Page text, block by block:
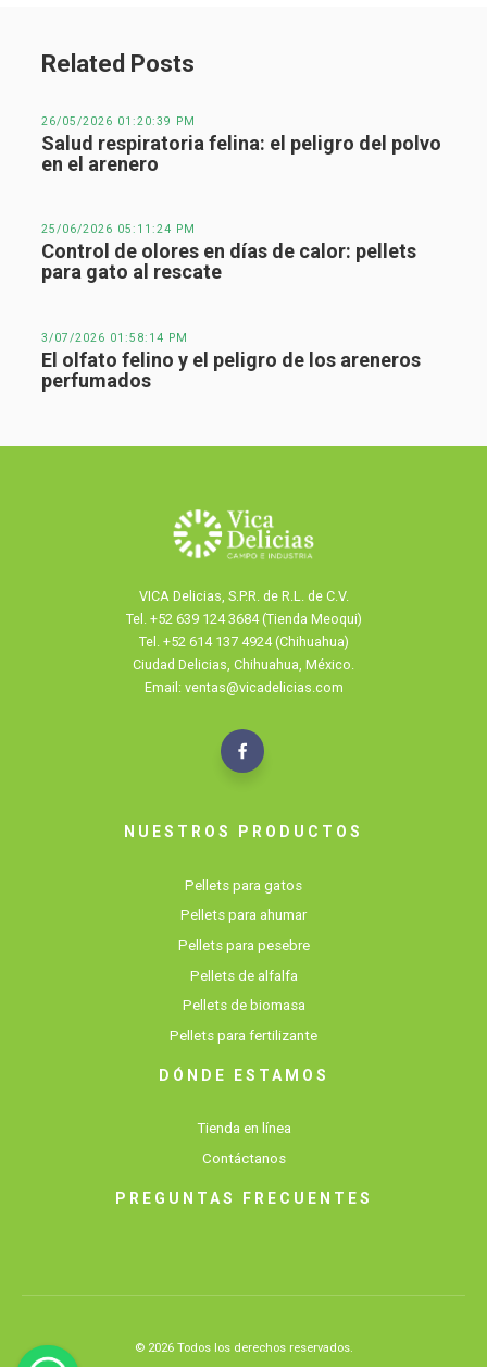
Related Posts
26/05/2026 01:20:39 PM
Salud respiratoria felina: el peligro del polvo
en el arenero
25/06/2026 05:11:24 PM
Control de olores en días de calor: pellets
para gato al rescate
3/07/2026 01:58:14 PM
El olfato felino y el peligro de los areneros
perfumados
VICA Delicias, S.P.R. de R.L. de C.V.
Tel. +52 639 124 3684 (Tienda Meoqui)
Tel. +52 614 137 4924 (Chihuahua)
Ciudad Delicias, Chihuahua, México.
Email: ventas@vicadelicias.com
NUESTROS PRODUCTOS
Pellets para gatos
Pellets para ahumar
Pellets para pesebre
Pellets de alfalfa
Pellets de biomasa
Pellets para fertilizante
DÓNDE ESTAMOS
Tienda en línea
Contáctanos
PREGUNTAS FRECUENTES
© 2026 Todos los derechos reservados.